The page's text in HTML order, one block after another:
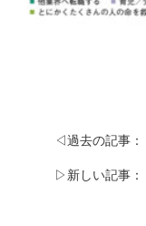
◁過去の記事：
▷新しい記事：